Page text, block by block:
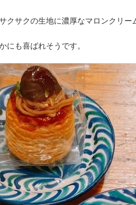
クサクの生地に濃厚なマロンクリー
にも喜ばれそうです。